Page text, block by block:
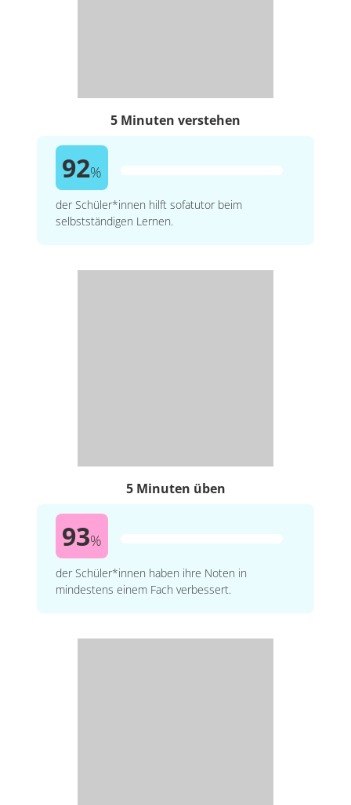
5 Minuten verstehen
92%
der Schüler*innen hilft sofatutor beim
selbstständigen Lernen.
5 Minuten üben
93%
der Schüler*innen haben ihre Noten in
mindestens einem Fach verbessert.